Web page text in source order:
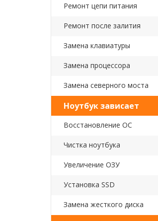
Ремонт цепи питания
Ремонт после залития
Замена клавиатуры
Замена процессора
Замена северного моста
Ноутбук зависает
Восстановление ОС
Чистка ноутбука
Увеличение ОЗУ
Установка SSD
Замена жесткого диска